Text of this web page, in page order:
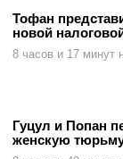
Тофан
новой
8 часов и 17 минут
Гуцул и Попан
женскую